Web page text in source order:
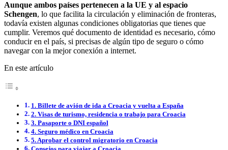
Aunque ambos países pertenecen a la UE y al espacio
Schengen, lo que facilita la circulación y eliminación de fronteras,
todavía existen algunas condiciones obligatorias que tienes que
cumplir. Veremos qué documento de identidad es necesario, cómo
conducir en el país, si precisas de algún tipo de seguro o cómo
navegar con la mejor conexión a internet.
En este artículo
1. Billete de avión de ida a Croacia y vuelta a España
2. Visas de turismo, residencia o trabajo para Croacia
3. Pasaporte o DNI español
4. Seguro médico en Croacia
5. Aprobar el control migratorio en Croacia